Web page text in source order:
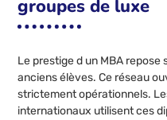
groupes de luxe
Le prestige d un MBA
anciens élèves. Ce réseau
strictement opérationnels.
internationaux utilisent ces